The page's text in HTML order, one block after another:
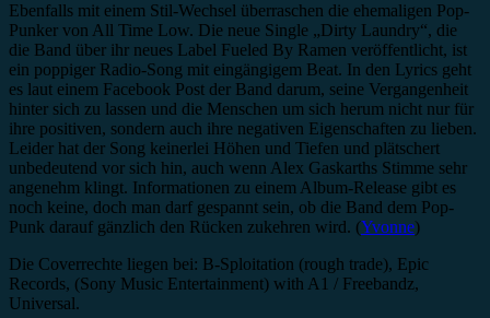
Ebenfalls mit einem Stil-Wechsel überraschen die ehemaligen Pop-
Punker von All Time Low. Die neue Single „Dirty Laundry“, die
die Band über ihr neues Label Fueled By Ramen veröffentlicht, ist
ein poppiger Radio-Song mit eingängigem Beat. In den Lyrics geht
es laut einem Facebook Post der Band darum, seine Vergangenheit
hinter sich zu lassen und die Menschen um sich herum nicht nur für
ihre positiven, sondern auch ihre negativen Eigenschaften zu lieben.
Leider hat der Song keinerlei Höhen und Tiefen und plätschert
unbedeutend vor sich hin, auch wenn Alex Gaskarths Stimme sehr
angenehm klingt. Informationen zu einem Album-Release gibt es
noch keine, doch man darf gespannt sein, ob die Band dem Pop-
Punk darauf gänzlich den Rücken zukehren wird. (Yvonne)
Die Coverrechte liegen bei: B-Sploitation (rough trade), Epic
Records, (Sony Music Entertainment) with A1 / Freebandz,
Universal.